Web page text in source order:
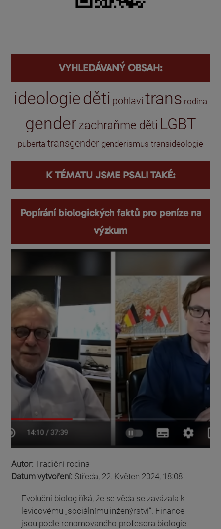
VYHLEDÁVANÝ OBSAH:
ideologieděti pohlavítrans rodina
genderzachraňme děti LGBT
puberta transgender genderismus transideologie
K TÉMATU JSME PSALI TAKÉ:
Popírání biologických faktů pro peníze na
výzkum
Autor: Tradiční rodina
Datum vytvoření: Středa, 22. Květen 2024, 18:08
Evoluční biolog říká, že se věda se zavázala k
levicovému „sociálnímu inženýrství“. Finance
jsou podle renomovaného profesora biologie